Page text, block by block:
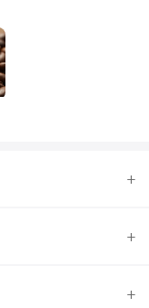
+
+
+